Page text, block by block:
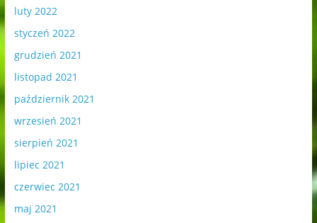
luty 2022
styczeń 2022
grudzień 2021
listopad 2021
październik 2021
wrzesień 2021
sierpień 2021
lipiec 2021
czerwiec 2021
maj 2021